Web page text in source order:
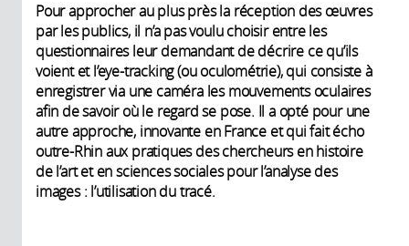
Pour approcher au plus près la réception des œuvres
par les publics, il n’a pas voulu choisir entre les
questionnaires leur demandant de décrire ce qu’ils
voient et l’eye-tracking (ou oculométrie), qui consiste à
enregistrer via une caméra les mouvements oculaires
afin de savoir où le regard se pose. Il a opté pour une
autre approche, innovante en France et qui fait écho
outre-Rhin aux pratiques des chercheurs en histoire
de l’art et en sciences sociales pour l’analyse des
images : l’utilisation du tracé.